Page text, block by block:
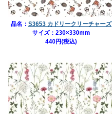
品名： S3653 カドリークリーチャーズ
サイズ：230×330mm
440円(税込)